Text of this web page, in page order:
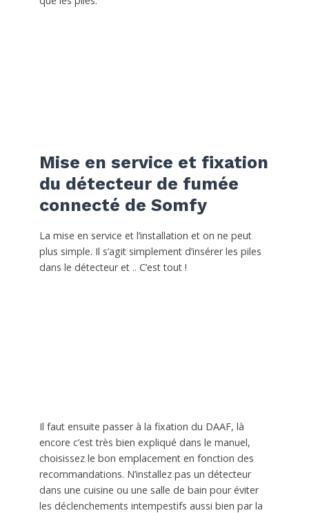
Mise en service et fixation
du détecteur de fumée
connecté de Somfy
La mise en service et l’installation et on ne peut
plus simple. Il s’agit simplement d’insérer les piles
dans le détecteur et .. C’est tout !
Il faut ensuite passer à la fixation du DAAF, là
encore c’est très bien expliqué dans le manuel,
choisissez le bon emplacement en fonction des
recommandations. N’installez pas un détecteur
dans une cuisine ou une salle de bain pour éviter
les déclenchements intempestifs aussi bien par la